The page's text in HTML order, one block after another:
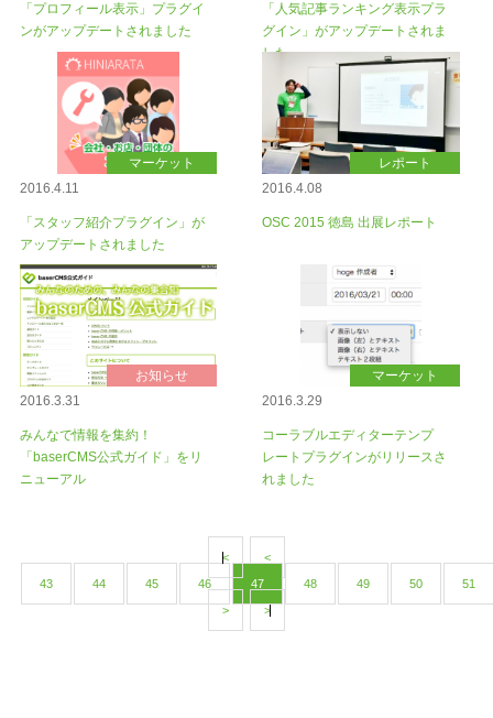
「プロフィール表示」プラグイ
ンがアップデートされました
「人気記事ランキング表示プラ
グイン」がアップデートされま
した
マーケット
2016.4.11
「スタッフ紹介プラグイン」が
アップデートされました
レポート
2016.4.08
OSC 2015 徳島 出展レポート
お知らせ
2016.3.31
みんなで情報を集約！
「baserCMS公式ガイド」をリ
ニューアル
マーケット
2016.3.29
コーラブルエディターテンプ
レートプラグインがリリースさ
れました
<
<
43
44 45 46 47 48 49 50
51
>
>